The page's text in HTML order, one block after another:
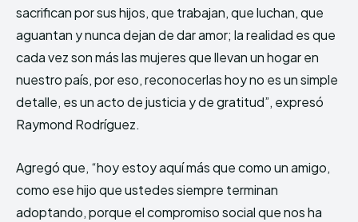
sacrifican por sus hijos, que trabajan, que luchan, que
aguantan y nunca dejan de dar amor; la realidad es que
cada vez son más las mujeres que llevan un hogar en
nuestro país, por eso, reconocerlas hoy no es un simple
detalle, es un acto de justicia y de gratitud”, expresó
Raymond Rodríguez.
Agregó que, “hoy estoy aquí más que como un amigo,
como ese hijo que ustedes siempre terminan
adoptando, porque el compromiso social que nos ha